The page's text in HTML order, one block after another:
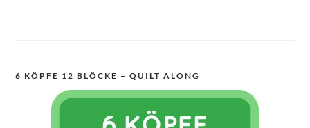
6 KÖPFE 12 BLÖCKE – QUILT ALONG